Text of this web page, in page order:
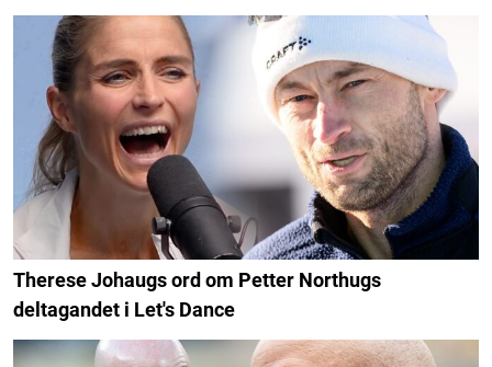
Therese Johaugs ord om Petter Northugs
deltagandet i Let's Dance